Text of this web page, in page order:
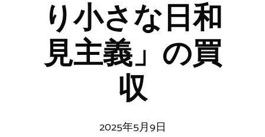
り小さな日和
見主義」の買
収
2025年5月9日